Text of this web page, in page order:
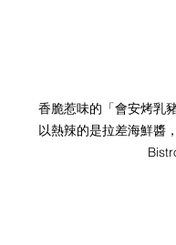
香脆惹味的「會安烤乳
以熱辣的是拉差海鮮醬